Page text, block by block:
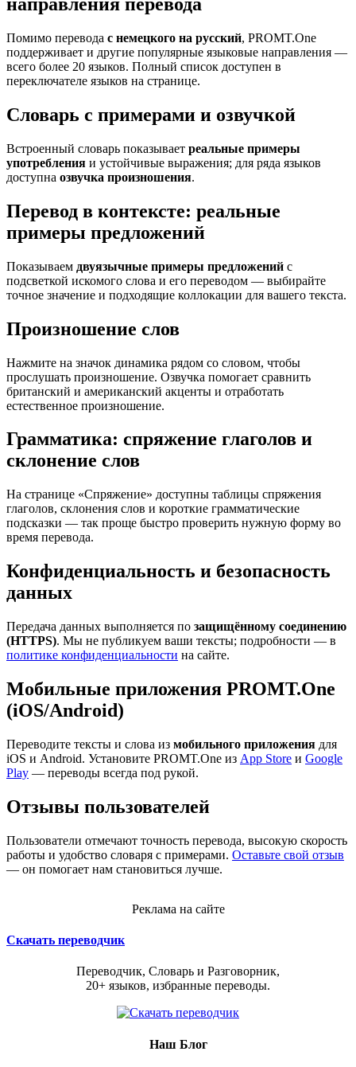
Помимо перевода с немецкого на русский, PROMT.One
поддерживает и другие популярные языковые направления —
всего более 20 языков. Полный список доступен в
переключателе языков на странице.
Словарь с примерами и озвучкой
Встроенный словарь показывает реальные примеры
употребления и устойчивые выражения; для ряда языков
доступна озвучка произношения.
Перевод в контексте: реальные
примеры предложений
Показываем двуязычные примеры предложений с
подсветкой искомого слова и его переводом — выбирайте
точное значение и подходящие коллокации для вашего текста.
Произношение слов
Нажмите на значок динамика рядом со словом, чтобы
прослушать произношение. Озвучка помогает сравнить
британский и американский акценты и отработать
естественное произношение.
Грамматика: спряжение глаголов и
склонение слов
На странице «Спряжение» доступны таблицы спряжения
глаголов, склонения слов и короткие грамматические
подсказки — так проще быстро проверить нужную форму во
время перевода.
Конфиденциальность и безопасность
данных
Передача данных выполняется по защищённому соединению
(HTTPS). Мы не публикуем ваши тексты; подробности — в
политике конфиденциальности на сайте.
Мобильные приложения PROMT.One
(iOS/Android)
Переводите тексты и слова из мобильного приложения для
iOS и Android. Установите PROMT.One из App Store и Google
Play — переводы всегда под рукой.
Отзывы пользователей
Пользователи отмечают точность перевода, высокую скорость
работы и удобство словаря с примерами. Оставьте свой отзыв
— он помогает нам становиться лучше.
Реклама на сайте
Скачать переводчик
Переводчик, Словарь и Разговорник,
20+ языков, избранные переводы.
Наш Блог